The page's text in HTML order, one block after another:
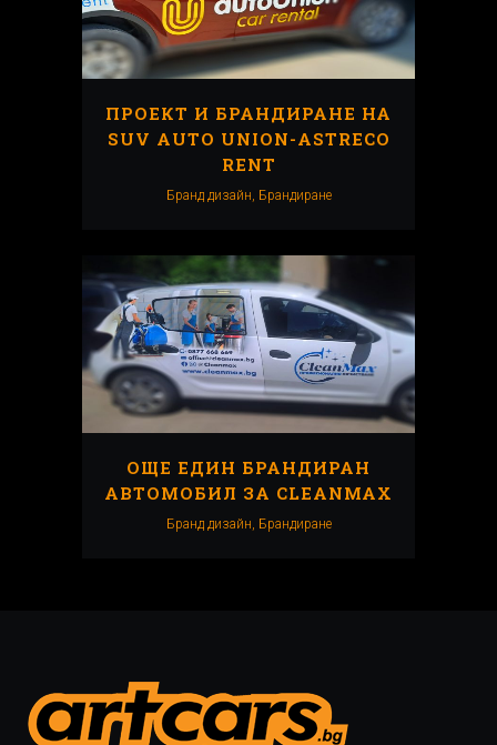
ПРОЕКТ И БРАНДИРАНЕ НА
SUV AUTO UNION-ASTRECO
RENT
Бранд дизайн, Брандиранe
ОЩЕ ЕДИН БРАНДИРАН
АВТОМОБИЛ ЗА CLEANMAX
Бранд дизайн, Брандиранe